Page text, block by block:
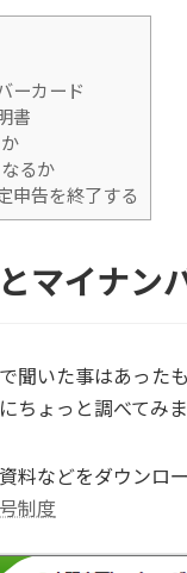
ーカード
書
るか
申告を終了する
マイナン
聞いた事はあった
ちょっと調べてみま
料などをダウンロ
制度